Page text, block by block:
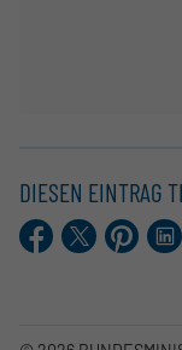
DIESEN EINTRAG
Facebook
X.comPinterest